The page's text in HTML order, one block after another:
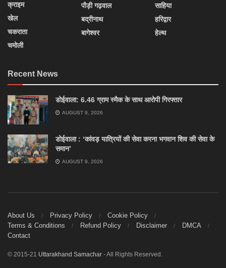
क्राइम
खेल
चकराता
चमोली
पौड़ी गढ़वाल
बद्रीनाथ
बागेश्वर
साहिया
हरिद्वार
हेल्थ
Recent News
डोईवाला: 6.46 ग्राम स्मैक के साथ आरोपी गिरफ्तार
AUGUST 9, 2026
डोईवाला : ‘कांवड़ यात्रियों की सेवा करना भगवान शिव की सेवा के
समान’
AUGUST 9, 2026
About Us Privacy Policy
Cookie Policy
Terms & Conditions
Refund Policy Disclaimer
DMCA
Contact
© 2015-21 Uttarakhand Samachar - All Rights Reserved.